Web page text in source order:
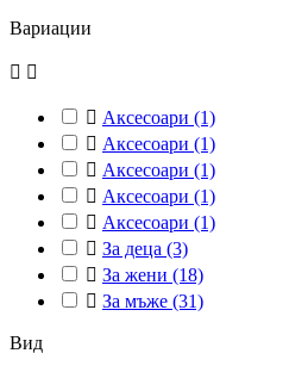
Вариации
 
 Аксесоари (1)
 Аксесоари (1)
 Аксесоари (1)
 Аксесоари (1)
 Аксесоари (1)
 За деца (3)
 За жени (18)
 За мъже (31)
Вид